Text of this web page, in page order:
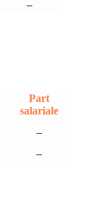
–
Part
salariale
–
–